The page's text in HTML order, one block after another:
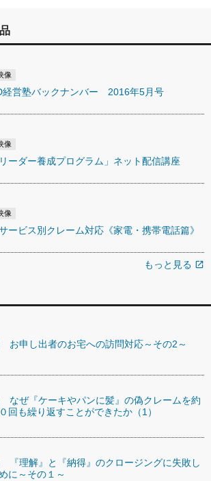
像
経営塾バックナンバー 2016年5月号
像
リーダー養成プログラム」ネット配信講座
像
ービス別クレーム対応《家電・携帯電話篇》
もっと見る open_in_new
お申し出者のお宅への訪問対応～その2～
なぜ『ケーキやパンに髪』の偽クレームを約
回も繰り返すことができたか（1）
『理解』と『納得』のクロージングに失敗し
に～その１～